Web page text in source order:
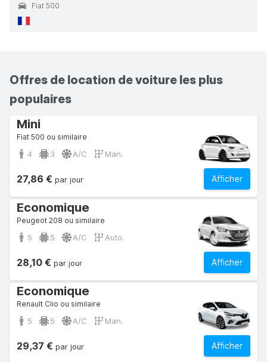
Fiat 500
Offres de location de voiture les plus
populaires
Mini
Fiat 500 ou similaire
4 3 A/C Man.
Afficher
27,86 € par jour
Economique
Peugeot 208 ou similaire
5 5 A/C Auto.
Afficher
28,10 € par jour
Economique
Renault Clio ou similaire
5 5 A/C Man.
Afficher
29,37 € par jour